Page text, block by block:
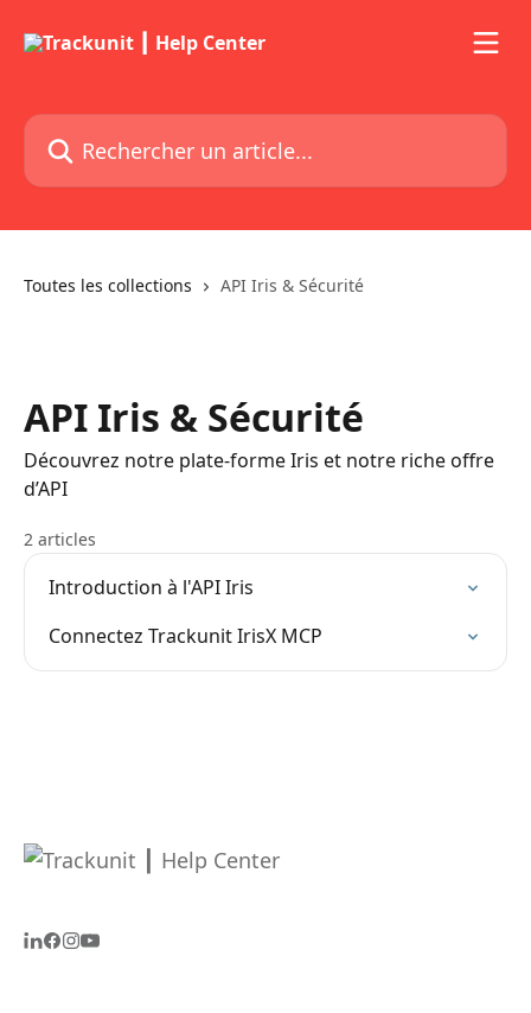
Rechercher un article...
Toutes les collections API Iris & Sécurité
API Iris & Sécurité
Découvrez notre plate-forme Iris et notre riche offre
d’API
2 articles
Introduction à l'API Iris
Connectez Trackunit IrisX MCP